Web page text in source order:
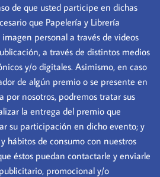
de que usted participe en dichas
que Papelería y Librería
personal a través de videos
a través de distintos medios
y/o digitales. Asimismo, en caso
de algún premio o se presente en
por nosotros, podremos tratar sus
la entrega del premio que
su participación en dicho evento; y
hábitos de consumo con nuestros
éstos puedan contactarle y enviarle
promocional y/o